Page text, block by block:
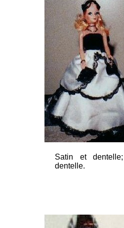
Satin et
dentelle.